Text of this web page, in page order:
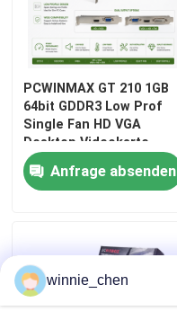
PCWINMAX GT 210 1GB
64bit GDDR3 Low Prof
Single Fan HD VGA
Desktop Videokarte
Original PCI Express
2.0x16 GPU
Anfrage absenden
winnie_chen